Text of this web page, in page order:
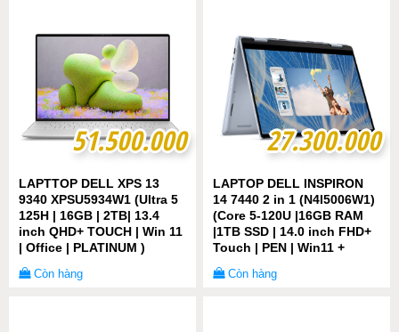
51.500.000
51.500.000
LAPTTOP DELL XPS 13
9340 XPSU5934W1 (Ultra 5
125H | 16GB | 2TB| 13.4
inch QHD+ TOUCH | Win 11
| Office | PLATINUM )
Còn hàng
27.300.000
27.300.000
LAPTOP DELL INSPIRON
14 7440 2 in 1 (N4I5006W1)
(Core 5-120U |16GB RAM
|1TB SSD | 14.0 inch FHD+
Touch | PEN | Win11 +
Còn hàng